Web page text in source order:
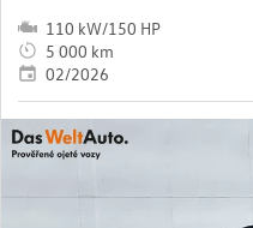
110 kW/150 HP
5 000 km
02/2026